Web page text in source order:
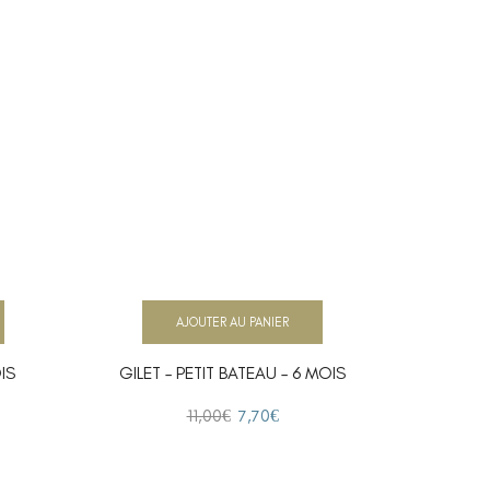
GILET – PETIT BATEAU – 6 MOIS
11,00€ 7,70€
AJOUTER AU PANIER